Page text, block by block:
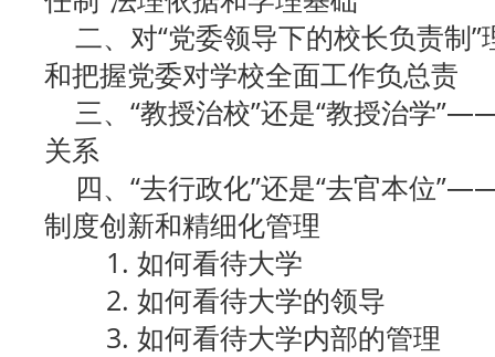
二、对“党委领导下的校长负责制
和把握党委对学校全面工作负总责
三、“教授治校”还是“教授治学
关系
四、“去行政化”还是“去官本位
制度创新和精细化管理
1. 如何看待大学
2. 如何看待大学的领导
3. 如何看待大学内部的管理